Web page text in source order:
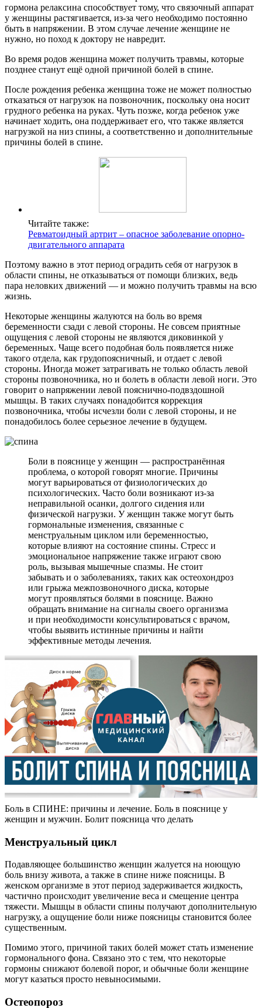
гормона релаксина способствует тому, что связочный аппарат
у женщины растягивается, из-за чего необходимо постоянно
быть в напряжении. В этом случае лечение женщине не
нужно, но поход к доктору не навредит.
Во время родов женщина может получить травмы, которые
позднее станут ещё одной причиной болей в спине.
После рождения ребенка женщина тоже не может полностью
отказаться от нагрузок на позвоночник, поскольку она носит
грудного ребенка на руках. Чуть позже, когда ребенок уже
начинает ходить, она поддерживает его, что также является
нагрузкой на низ спины, а соответственно и дополнительные
причины болей в спине.
Читайте также:
Ревматоидный артрит – опасное заболевание опорно-
двигательного аппарата
Поэтому важно в этот период оградить себя от нагрузок в
области спины, не отказываться от помощи близких, ведь
пара неловких движений — и можно получить травмы на всю
жизнь.
Некоторые женщины жалуются на боль во время
беременности сзади с левой стороны. Не совсем приятные
ощущения с левой стороны не являются диковинкой у
беременных. Чаще всего подобная боль появляется ниже
такого отдела, как грудопоясничный, и отдает с левой
стороны. Иногда может затрагивать не только область левой
стороны позвоночника, но и болеть в области левой ноги. Это
говорит о напряжении левой пояснично-подвздошной
мышцы. В таких случаях понадобится коррекция
позвоночника, чтобы исчезли боли с левой стороны, и не
понадобилось более серьезное лечение в будущем.
Боли в пояснице у женщин — распространённая
проблема, о которой говорят многие. Причины
могут варьироваться от физиологических до
психологических. Часто боли возникают из-за
неправильной осанки, долгого сидения или
физической нагрузки. У женщин также могут быть
гормональные изменения, связанные с
менструальным циклом или беременностью,
которые влияют на состояние спины. Стресс и
эмоциональное напряжение также играют свою
роль, вызывая мышечные спазмы. Не стоит
забывать и о заболеваниях, таких как остеохондроз
или грыжа межпозвоночного диска, которые
могут проявляться болями в пояснице. Важно
обращать внимание на сигналы своего организма
и при необходимости консультироваться с врачом,
чтобы выявить истинные причины и найти
эффективные методы лечения.
Боль в СПИНЕ: причины и лечение. Боль в пояснице у
женщин и мужчин. Болит поясница что делать
Менструальный цикл
Подавляющее большинство женщин жалуется на ноющую
боль внизу живота, а также в спине ниже поясницы. В
женском организме в этот период задерживается жидкость,
частично происходит увеличение веса и смещение центра
тяжести. Мышцы в области спины получают дополнительную
нагрузку, а ощущение боли ниже поясницы становится более
существенным.
Помимо этого, причиной таких болей может стать изменение
гормонального фона. Связано это с тем, что некоторые
гормоны снижают болевой порог, и обычные боли женщине
могут казаться просто невыносимыми.
Остеопороз